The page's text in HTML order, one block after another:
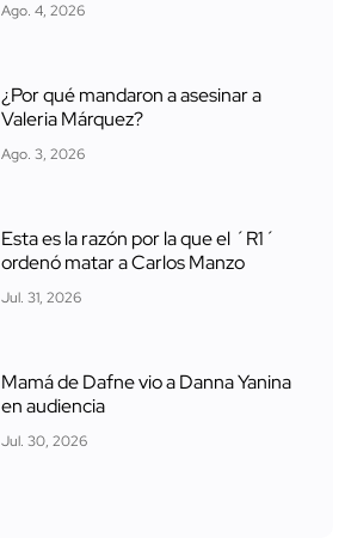
Ago. 4, 2026
¿Por qué mandaron a asesinar a
Valeria Márquez?
Ago. 3, 2026
Esta es la razón por la que el ´R1´
ordenó matar a Carlos Manzo
Jul. 31, 2026
Mamá de Dafne vio a Danna Yanina
en audiencia
Jul. 30, 2026